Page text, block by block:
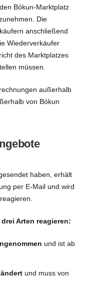
Bókun-Marktplatz
Die
anschließend
Wiederverkäufer
des Marktplatzes
müssen.
außerhalb
von Bókun
haben, erhält
per E-Mail und wird
Arten reagieren:
und ist ab
und muss von